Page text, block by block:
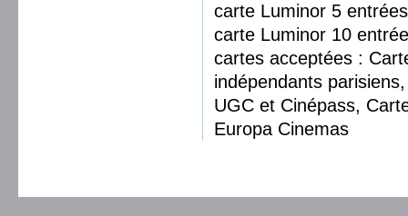
carte Luminor 5
carte Luminor 10
cartes acceptées :
indépendants
UGC et Cinépass,
Europa Cinemas